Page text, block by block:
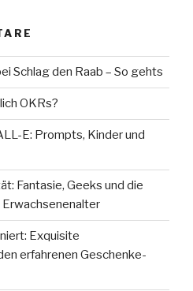
Schlag den Raab – So gehts
OKRs?
E: Prompts, Kinder und
Fantasie, Geeks und die
Exquisite
erfahrenen Geschenke-